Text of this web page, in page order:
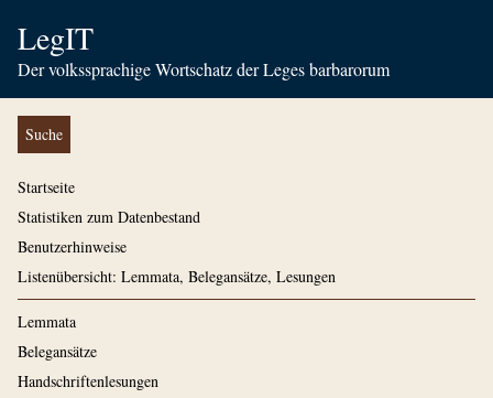
LegIT
Der volkssprachige Wortschatz der Leges barbarorum
Suche
Startseite
Statistiken zum Datenbestand
Benutzerhinweise
Listenübersicht: Lemmata, Belegansätze, Lesungen
Lemmata
Belegansätze
Handschriftenlesungen